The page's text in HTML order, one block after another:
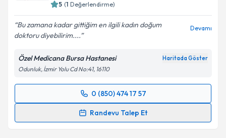
5 (1 Değerlendirme)
Bu zamana kadar gittiğim en ilgili kadın doğum
doktoru diyebilirim....
Devamı
Özel Medicana Bursa Hastanesi Haritada Göster
Odunluk, İzmir Yolu Cd No:41, 16110
0 (850) 474 17 57
Randevu Talep Et
Randevu Takvimi Talebi